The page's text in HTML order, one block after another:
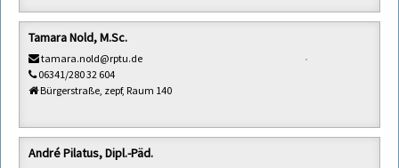
Tamara Nold, M.Sc.
tamara.nold@rptu.de
06341/280 32 604
Bürgerstraße, zepf, Raum 140
André Pilatus, Dipl.-Päd.